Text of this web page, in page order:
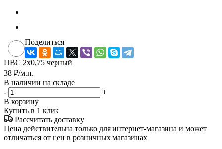
Поделиться
ПВС 2х0,75 черный
38 ₽/м.п.
В наличии на складе
-
+
В корзину
Купить в 1 клик
Рассчитать доставку
Цена действительна только для интернет-магазина и может
отличаться от цен в розничных магазинах